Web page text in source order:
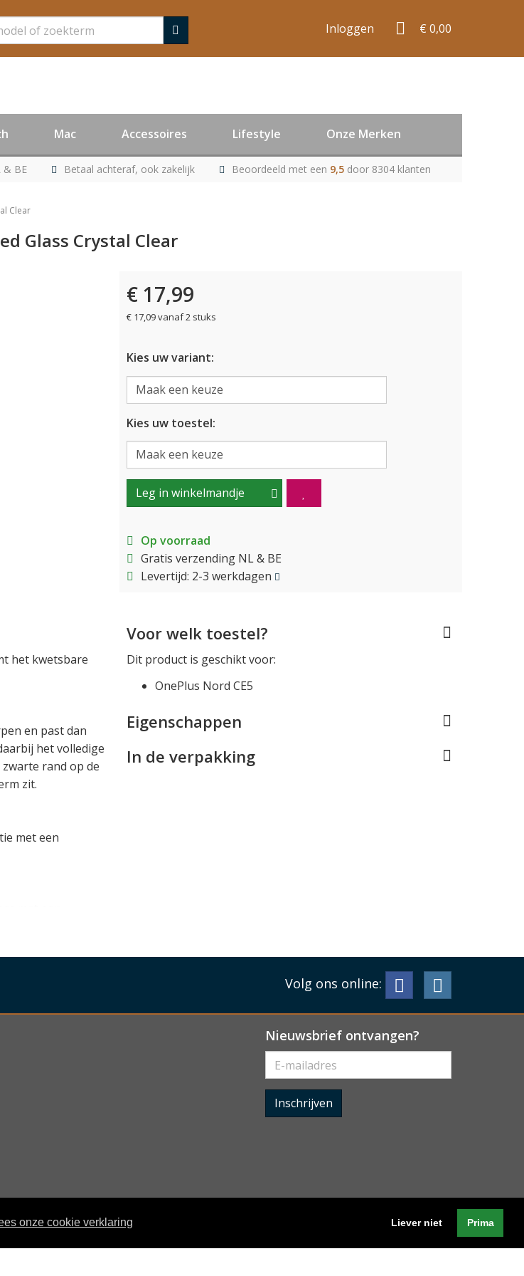
onze cookie verklaring Liever niet Prima
Inloggen € 0,00
Mac Accessoires Lifestyle Onze Merken
& BE Betaal achteraf, ook zakelijk Beoordeeld met een 9,5 door 8304 klanten
Clear
Glass Crystal Clear
€ 17,99
€ 17,09 vanaf 2 stuks
Kies uw variant:
Kies uw toestel:
Leg in winkelmandje
Op voorraad
Gratis verzending NL & BE
Levertijd: 2-3 werkdagen
het kwetsbare
en past dan
het volledige
rand op de
zit.
met een
is en in
Voor welk toestel?
Dit product is geschikt voor:
OnePlus Nord CE5
Eigenschappen
In de verpakking
Volg ons online:
Nieuwsbrief ontvangen?
Inschrijven
© KloegCom 2008 - 2026 - Privacyverklaring